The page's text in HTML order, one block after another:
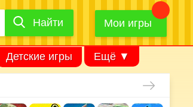
Найти
Найти Мои игры
Детские игры Ещё ▼